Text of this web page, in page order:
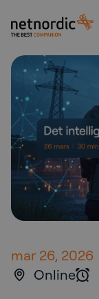
NetNordic Norway
mar 26, 2026
Online